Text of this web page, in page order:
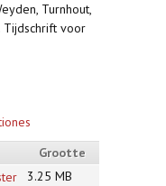
Turnhout,
Tijdschrift voor
Grootte
3.25 MB